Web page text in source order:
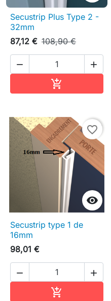
Secustrip Plus Type 2 -
32mm
87,12 € 108,90 €
 


favorite_border
Secustrip type 1 de
16mm
98,01 €
 
